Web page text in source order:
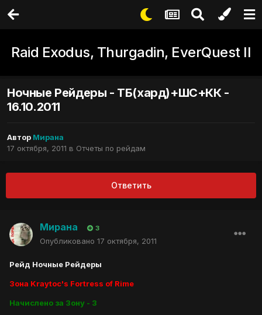
Raid Exodus, Thurgadin, EverQuest II
Ночные Рейдеры - ТБ(хард)+ШС+КК -
16.10.2011
Автор Мирана
17 октября, 2011 в Отчеты по рейдам
Ответить
Мирана 3
Опубликовано 17 октября, 2011
Рейд Ночные Рейдеры
Зона Kraytoc's Fortress of Rime
Начислено за Зону - 3